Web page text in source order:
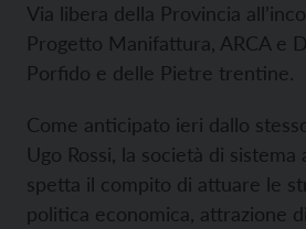
Via libera della Provincia
Progetto Manifattura, ARCA e
Porfido e delle Pietre trentine.
Come anticipato ieri dallo
Ugo Rossi, la società di sistema
spetta il compito di attuare le
politica economica, attrazione